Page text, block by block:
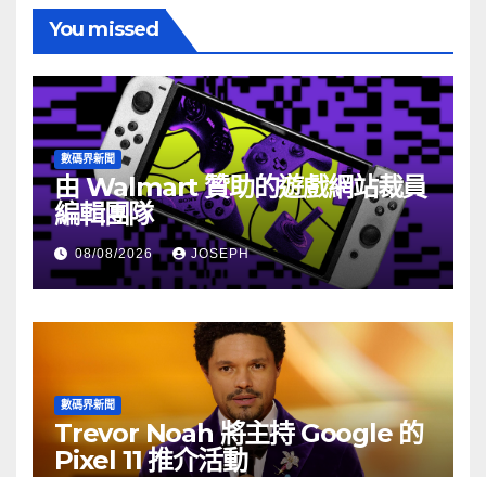
You missed
數碼界新聞
由 Walmart 贊助的遊戲網站裁員
編輯團隊
08/08/2026 JOSEPH
數碼界新聞
Trevor Noah 將主持 Google 的
Pixel 11 推介活動